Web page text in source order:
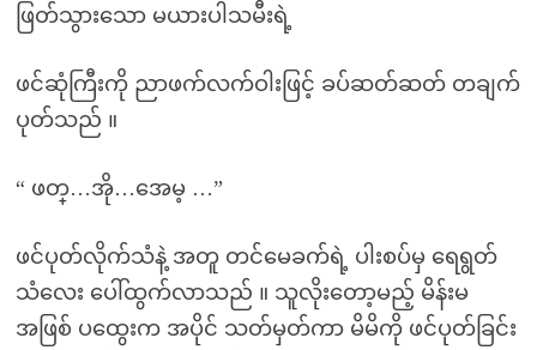
ဖြတ်သွားသော မယားပါသမီးရဲ့
ဖင်ဆုံကြီးကို ညာဖက်လက်ဝါးဖြင့် ခပ်ဆတ်ဆတ် တချက်
ပုတ်သည် ။
“ ဖတ္…အို…အေမ့ …”
ဖင်ပုတ်လိုက်သံနဲ့ အတူ တင်မေခက်ရဲ့ ပါးစပ်မှ ရေရွတ်
သံလေး ပေါ်ထွက်လာသည် ။ သူလိုးတော့မည့် မိန်းမ
အဖြစ် ပထွေးက အပိုင် သတ်မှတ်ကာ မိမိကို ဖင်ပုတ်ခြင်း